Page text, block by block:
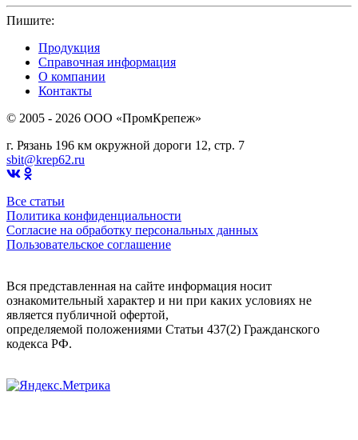
Пишите:
Продукция
Справочная информация
О компании
Контакты
© 2005 - 2026 OOO «ПромКрепеж»
г. Рязань 196 км окружной дороги 12, стр. 7
sbit@krep62.ru
Все статьи
Политика конфиденциальности
Согласие на обработку персональных данных
Пользовательское соглашение
Вся представленная на сайте информация носит
ознакомительный характер и ни при каких условиях не
является публичной офертой,
определяемой положениями Статьи 437(2) Гражданского
кодекса РФ.